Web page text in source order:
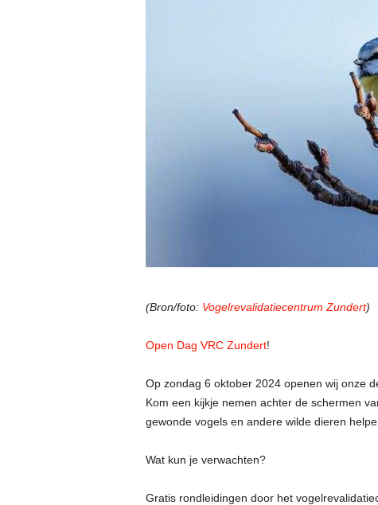
(Bron/foto: Vogelrevalidatiecentrum Zundert)
Open Dag VRC Zundert!
Op zondag 6 oktober 2024 openen wij onze
Kom een kijkje nemen achter de schermen
gewonde vogels en andere wilde dieren
Wat kun je verwachten?
Gratis rondleidingen door het